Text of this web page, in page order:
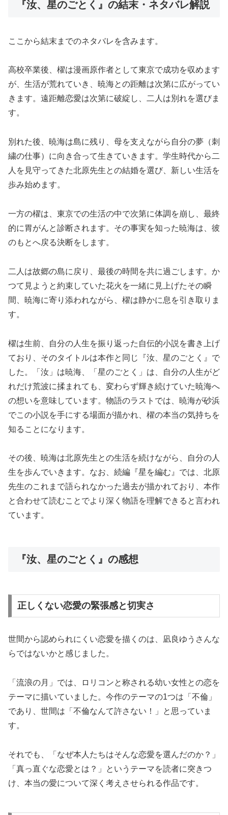
『汝、星のごとく』の結末・ネタバレ解説
ここから結末までのネタバレを含みます。
高校卒業後、櫂は漫画原作者として東京で成功を収めます
が、生活が荒れていき、暁海との距離は次第に広がってい
きます。遠距離恋愛は次第に破綻し、二人は別れを選びま
す。
別れた後、暁海は島に残り、母を支えながら自分の夢（刺
繍の仕事）に向き合って生きていきます。学生時代から二
人を見守ってきた北原先生との結婚を選び、新しい生活を
歩み始めます。
一方の櫂は、東京での生活の中で次第に体調を崩し、最終
的に胃がんと診断されます。その事実を知った暁海は、彼
のもとへ戻る決断をします。
二人は故郷の島に戻り、最後の時間を共に過ごします。か
つて見ようと約束していた花火を一緒に見上げたその瞬
間、暁海に寄り添われながら、櫂は静かに息を引き取りま
す。
櫂は生前、自分の人生を振り返った自伝的小説を書き上げ
ており、そのタイトルは本作と同じ『汝、星のごとく』で
した。「汝」は暁海、「星のごとく」は、自分の人生がど
れだけ荒波に揉まれても、変わらず輝き続けていた暁海へ
の想いを意味しています。物語のラストでは、暁海が砂浜
でこの小説を手にする場面が描かれ、櫂の本当の気持ちを
知ることになります。
その後、暁海は北原先生との生活を続けながら、自分の人
生を歩んでいきます。なお、続編『星を編む』では、北原
先生のこれまで語られなかった過去が描かれており、本作
と合わせて読むことでより深く物語を理解できると言われ
ています。
『汝、星のごとく』の感想
正しくない恋愛の緊張感と切実さ
世間から認められにくい恋愛を描くのは、凪良ゆうさんな
らではないかと感じました。
「流浪の月」では、ロリコンと称される幼い女性との恋を
テーマに描いていました。今作のテーマの1つは「不倫」
であり、世間は「不倫なんて許さない！」と思っていま
す。
それでも、「なぜ本人たちはそんな恋愛を選んだのか？」
「真っ直ぐな恋愛とは？」というテーマを読者に突きつ
け、本当の愛について深く考えさせられる作品です。